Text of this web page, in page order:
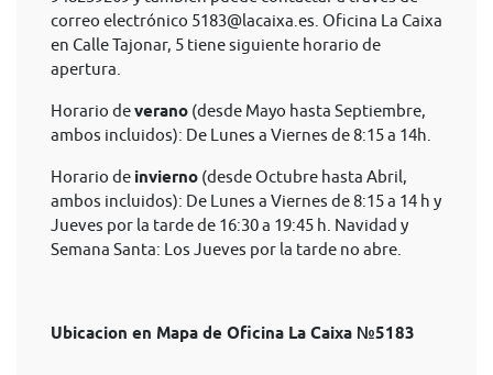
correo electrónico 5183@lacaixa.es . Oficina La Caixa
en Calle Tajonar, 5 tiene siguiente horario de
apertura.
Horario deverano (desde Mayo hasta Septiembre,
ambos incluidos): De Lunes a Viernes de 8:15 a 14h.
Horario de invierno (desde Octubre hasta Abril,
ambos incluidos): De Lunes a Viernes de 8:15 a 14 h y
Jueves por la tarde de 16:30 a 19:45 h. Navidad y
Semana Santa: Los Jueves por la tarde no abre.
Ubicacion en Mapa de Oficina La Caixa №5183